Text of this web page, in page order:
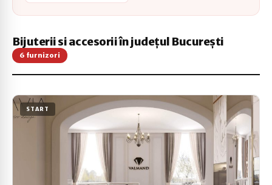
Bijuterii si accesorii în județul București
6 furnizori
START